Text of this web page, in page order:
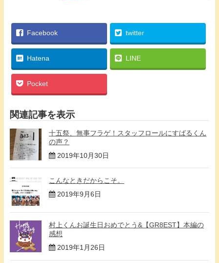
Facebook twitter
Hatena LINE
Pocket
関連記事を表示
十五祭、無事フラゲ！スタッフロールにすばるくん
の声？
2019年10月30日
こんなときだからこそ。
2019年9月6日
村上くんお誕生日おめでとう&【GR8EST】本編の
感想
2019年1月26日